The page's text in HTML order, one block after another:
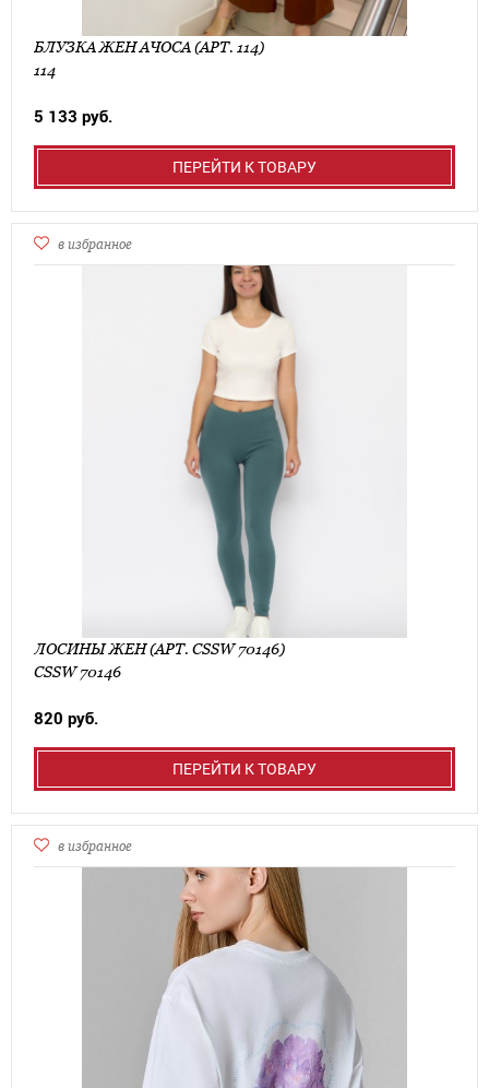
БЛУЗКА ЖЕН АЧОСА (АРТ. 114)
114
5 133 руб.
ПЕРЕЙТИ К ТОВАРУ
в избранное
ЛОСИНЫ ЖЕН (АРТ. CSSW 70146)
CSSW 70146
820 руб.
ПЕРЕЙТИ К ТОВАРУ
в избранное